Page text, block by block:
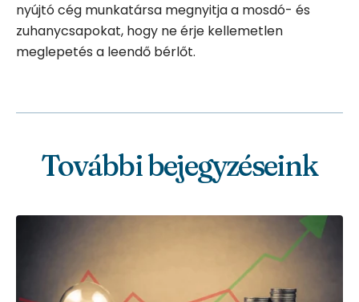
nyújtó cég munkatársa megnyitja a mosdó- és
zuhanycsapokat, hogy ne érje kellemetlen
meglepetés a leendő bérlőt.
További bejegyzéseink